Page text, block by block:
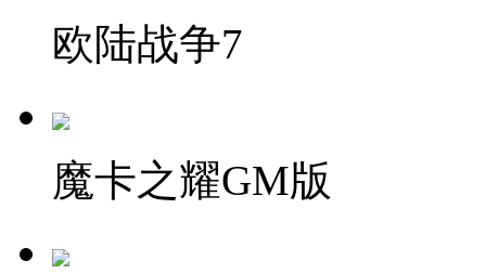
欧陆战争7
魔卡之耀GM版